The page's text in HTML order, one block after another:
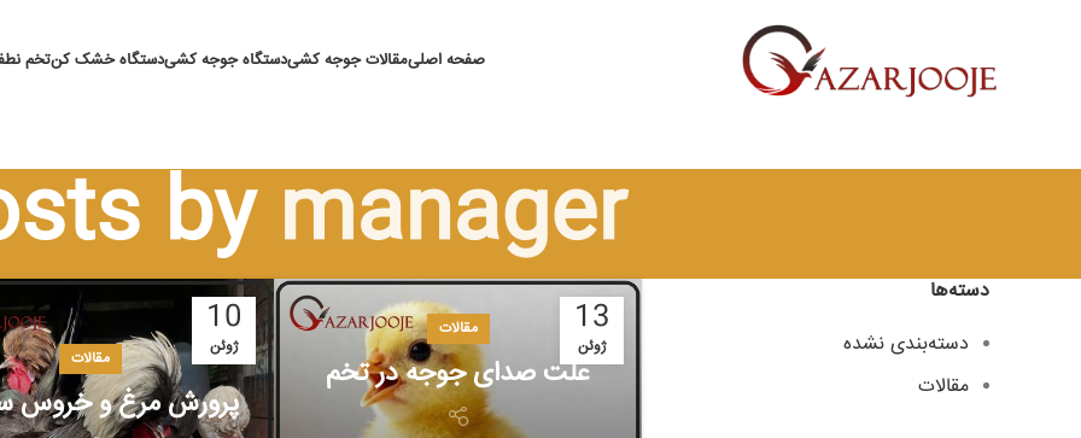
صفحه اصلیمقالات جوجه کشیدستگاه جوجه کشیدستگاه خشک کنتخم
by manager
13
ژوئن
مقالات
علت صدای جوجه در تخم
10
ژوئن
مقالات
پرورش مرغ و خروس
دسته‌ها
دسته‌بندی نشده
مقالات